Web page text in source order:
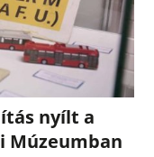
nyílt a
Múzeumban